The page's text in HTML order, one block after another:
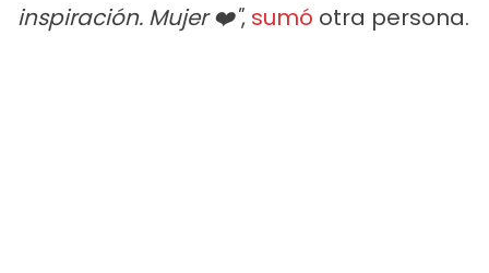
inspiración. Mujer ❤️", sumó otra persona.